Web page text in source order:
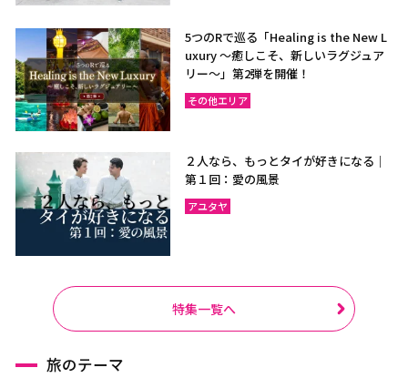
5つのRで巡る「Healing is the New L
uxury ～癒しこそ、新しいラグジュア
リー〜」第2弾を開催！
その他エリア
２人なら、もっとタイが好きになる｜
第１回：愛の風景
アユタヤ
特集一覧へ
旅のテーマ